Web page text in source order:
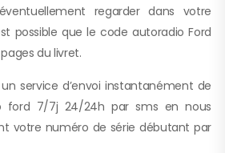
regarder dans votre
possible que le code autoradio Ford
du livret.
service d’envoi instantanément de
ford 7/7j 24/24h par sms en nous
votre numéro de série débutant par